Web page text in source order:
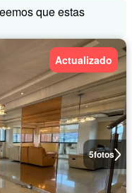
que estas
5fotos
Actualizado